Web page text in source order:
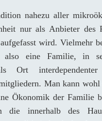
nahezu aller
nur als Anbieter
wird. Vielmehr
also eine Familie, in
Ort
Man kann
Ökonomik der Familie
innerhalb des